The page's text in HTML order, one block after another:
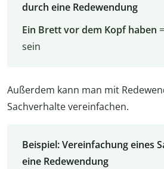
durch eine Redewendung
Ein Brett vor dem Kopf haben
sein
Außerdem kann man mit
Sachverhalte vereinfachen.
Beispiel: Vereinfachung eines
eine Redewendung